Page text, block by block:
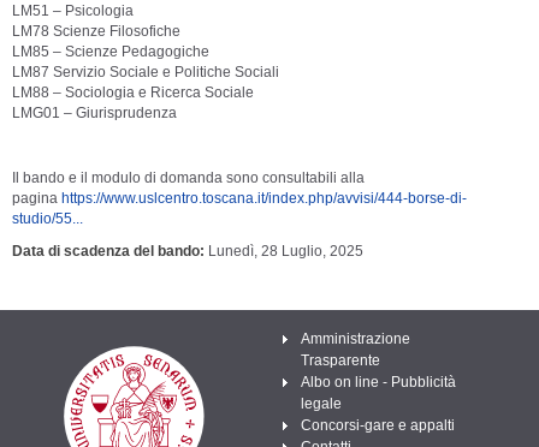
LM51 – Psicologia
LM78 Scienze Filosofiche
LM85 – Scienze Pedagogiche
LM87 Servizio Sociale e Politiche Sociali
LM88 – Sociologia e Ricerca Sociale
LMG01 – Giurisprudenza
Il bando e il modulo di domanda sono consultabili alla
pagina https://www.uslcentro.toscana.it/index.php/avvisi/444-borse-di-
studio/55...
Data di scadenza del bando Lunedì, 28 Luglio, 2025
Amministrazione
Trasparente
Albo on line - Pubblicità
legale
Concorsi-gare e appalti